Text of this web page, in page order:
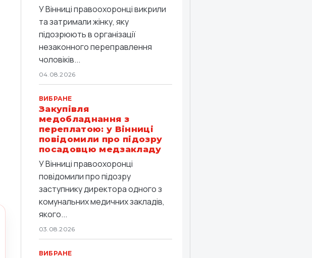
У Вінниці правоохоронці викрили
та затримали жінку, яку
підозрюють в організації
незаконного переправлення
чоловіків...
04.08.2026
ВИБРАНЕ
Закупівля
медобладнання з
переплатою: у Вінниці
повідомили про підозру
посадовцю медзакладу
У Вінниці правоохоронці
повідомили про підозру
заступнику директора одного з
комунальних медичних закладів,
якого...
03.08.2026
ВИБРАНЕ